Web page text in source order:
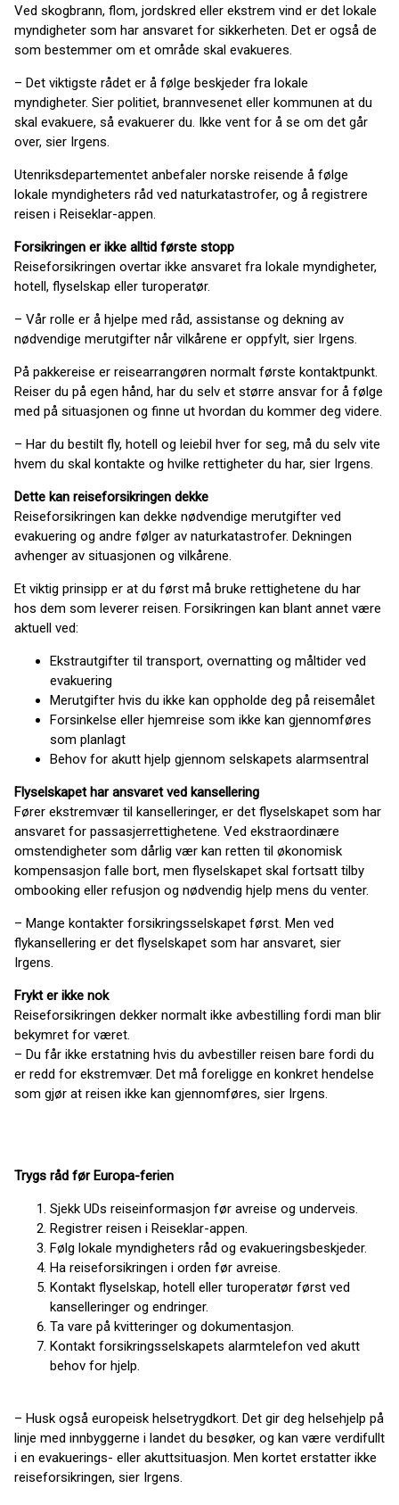
Ved skogbrann, flom, jordskred eller ekstrem vind er det lokale
myndigheter som har ansvaret for sikkerheten. Det er også de
som bestemmer om et område skal evakueres.
– Det viktigste rådet er å følge beskjeder fra lokale
myndigheter. Sier politiet, brannvesenet eller kommunen at du
skal evakuere, så evakuerer du. Ikke vent for å se om det går
over, sier Irgens.
Utenriksdepartementet anbefaler norske reisende å følge
lokale myndigheters råd ved naturkatastrofer, og å registrere
reisen i Reiseklar-appen.
Forsikringen er ikke alltid første stopp
Reiseforsikringen overtar ikke ansvaret fra lokale myndigheter,
hotell, flyselskap eller turoperatør.
– Vår rolle er å hjelpe med råd, assistanse og dekning av
nødvendige merutgifter når vilkårene er oppfylt, sier Irgens.
På pakkereise er reisearrangøren normalt første kontaktpunkt.
Reiser du på egen hånd, har du selv et større ansvar for å følge
med på situasjonen og finne ut hvordan du kommer deg videre.
– Har du bestilt fly, hotell og leiebil hver for seg, må du selv vite
hvem du skal kontakte og hvilke rettigheter du har, sier Irgens.
Dette kan reiseforsikringen dekke
Reiseforsikringen kan dekke nødvendige merutgifter ved
evakuering og andre følger av naturkatastrofer. Dekningen
avhenger av situasjonen og vilkårene.
Et viktig prinsipp er at du først må bruke rettighetene du har
hos dem som leverer reisen. Forsikringen kan blant annet være
aktuell ved:
Ekstrautgifter til transport, overnatting og måltider ved
evakuering
Merutgifter hvis du ikke kan oppholde deg på reisemålet
Forsinkelse eller hjemreise som ikke kan gjennomføres
som planlagt
Behov for akutt hjelp gjennom selskapets alarmsentral
Flyselskapet har ansvaret ved kansellering
Fører ekstremvær til kanselleringer, er det flyselskapet som har
ansvaret for passasjerrettighetene. Ved ekstraordinære
omstendigheter som dårlig vær kan retten til økonomisk
kompensasjon falle bort, men flyselskapet skal fortsatt tilby
ombooking eller refusjon og nødvendig hjelp mens du venter.
– Mange kontakter forsikringsselskapet først. Men ved
flykansellering er det flyselskapet som har ansvaret, sier
Irgens.
Frykt er ikke nok
Reiseforsikringen dekker normalt ikke avbestilling fordi man blir
bekymret for været.
– Du får ikke erstatning hvis du avbestiller reisen bare fordi du
er redd for ekstremvær. Det må foreligge en konkret hendelse
som gjør at reisen ikke kan gjennomføres, sier Irgens.
Trygs råd før Europa-ferien
Sjekk UDs reiseinformasjon før avreise og underveis.
Registrer reisen i Reiseklar-appen.
Følg lokale myndigheters råd og evakueringsbeskjeder.
Ha reiseforsikringen i orden før avreise.
Kontakt flyselskap, hotell eller turoperatør først ved
kanselleringer og endringer.
Ta vare på kvitteringer og dokumentasjon.
Kontakt forsikringsselskapets alarmtelefon ved akutt
behov for hjelp.
– Husk også europeisk helsetrygdkort. Det gir deg helsehjelp på
linje med innbyggerne i landet du besøker, og kan være verdifullt
i en evakuerings- eller akuttsituasjon. Men kortet erstatter ikke
reiseforsikringen, sier Irgens.